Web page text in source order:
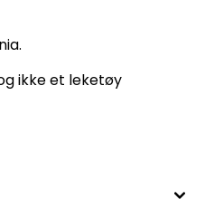
ikke et leketøy